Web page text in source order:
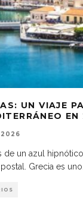
UN VIAJE
2026
de un azul
Grecia es uno